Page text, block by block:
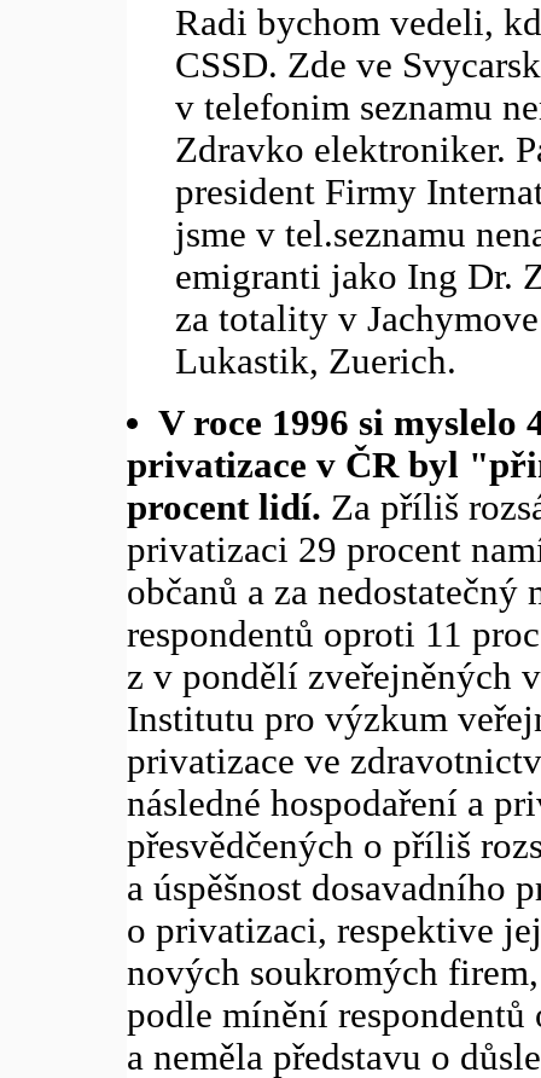
Radi bychom vedeli,
CSSD. Zde ve
v telefonim seznamu
Zdravko elektroniker.
president Firmy
jsme v tel.seznamu
emigranti jako Ing Dr.
za totality v
Lukastik, Zuerich.
V roce 1996 si myslelo
privatizace v ČR byl
procent lidí. Za příliš
privatizaci 29 procent
občanů a za nedostatečný
respondentů oproti 11
z v pondělí zveřejněných
Institutu pro výzkum
privatizace ve
následné hospodaření a
přesvědčených o příliš
a úspěšnost dosavadního
o privatizaci, respektive
nových soukromých
podle mínění
a neměla představu o